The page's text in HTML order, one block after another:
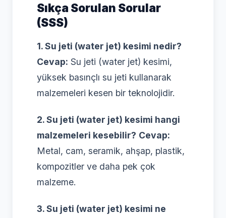
Sıkça Sorulan Sorular
(SSS)
1. Su jeti (water jet) kesimi nedir?
Cevap: Su jeti (water jet) kesimi,
yüksek basınçlı su jeti kullanarak
malzemeleri kesen bir teknolojidir.
2. Su jeti (water jet) kesimi hangi
malzemeleri kesebilir? Cevap:
Metal, cam, seramik, ahşap, plastik,
kompozitler ve daha pek çok
malzeme.
3. Su jeti (water jet) kesimi ne